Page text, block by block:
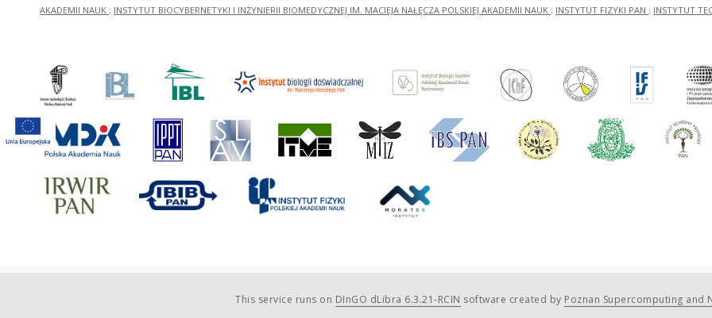
AKADEMII NAUK ; INSTYTUT BIOCYBERNETYKI I INŻYNIERII BIOMEDYCZNEJ IM. MACIEJA NAŁĘCZA POLSKIEJ AKADEMII NAUK ; INSTYTUT FIZYKI PAN ; INSTYTUT
This service runs on DInGO dLibra 6.3.21-RCIN software created by Poznan Supercomputing and